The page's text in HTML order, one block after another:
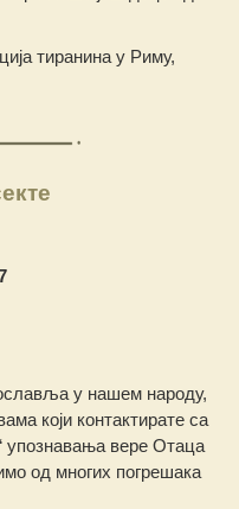
тиранина у Риму,
у нашем народу,
који контактирате са
упознавања вере Отаца
од многих погрешака